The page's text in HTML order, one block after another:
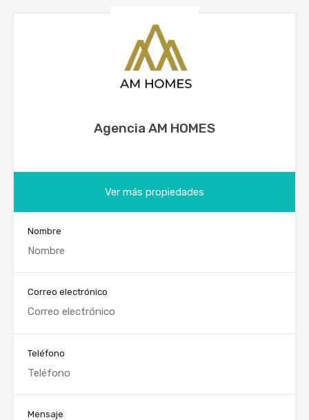
Agencia AM HOMES
Ver más propiedades
Nombre
Correo electrónico
Teléfono
Mensaje